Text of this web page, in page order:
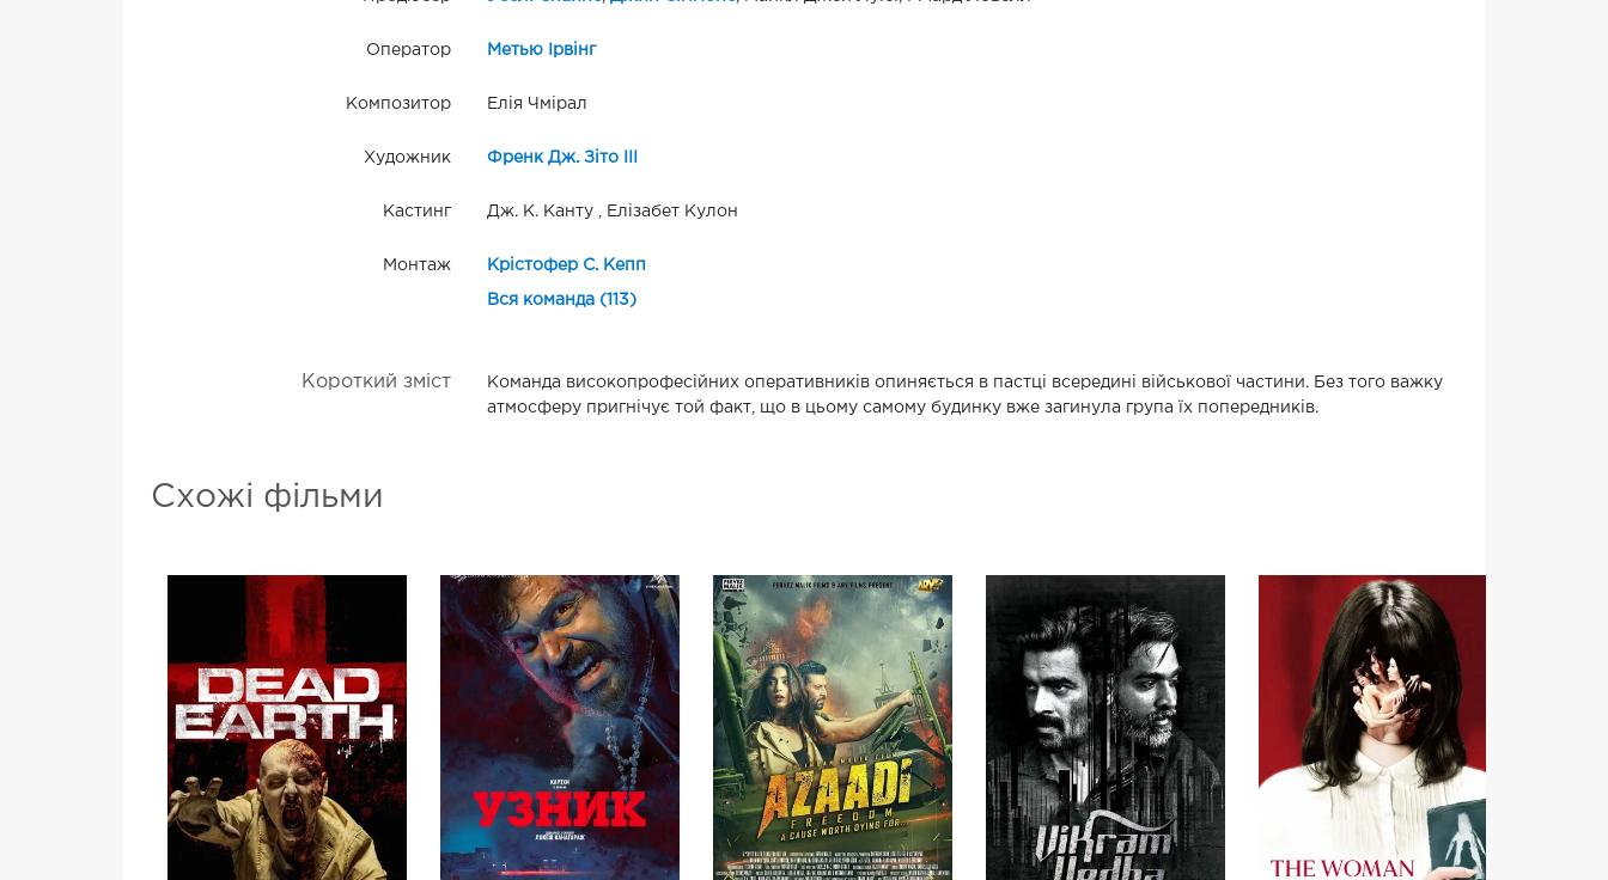
Оператор Метью Ірвінг
Композитор Елія Чмірал
Художник Френк Дж. Зіто III
Кастинг Дж. К. Канту , Елізабет Кулон
Монтаж Крістофер С. Кепп
Вся команда (113)
Короткий зміст
Команда високопрофесійних оперативників опиняється в пастці всередині військової частини. Без того важку
атмосферу пригнічує той факт, що в цьому самому будинку вже загинула група їх попередників.
Схожі фільми